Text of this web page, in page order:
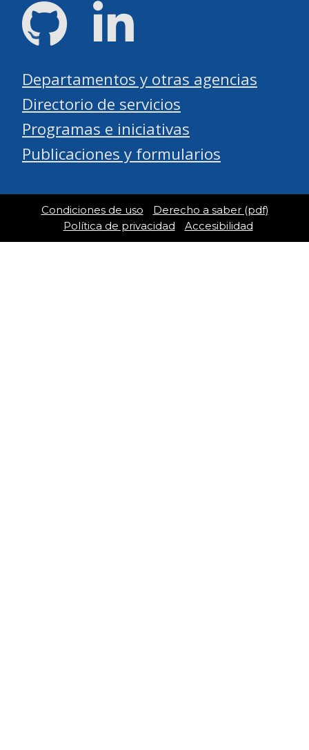
GitHub
Departamentos y otras agencias
Directorio de servicios
Programas e iniciativas
Publicaciones y formularios
Condiciones de uso
Derecho a saber (pdf)
Política de privacidad
Accesibilidad